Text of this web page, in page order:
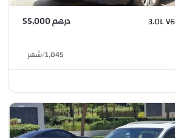
درهم 55,000
1,045
/شهر